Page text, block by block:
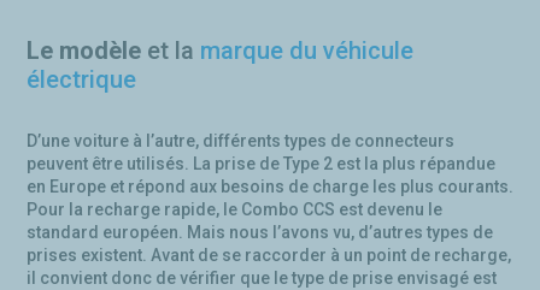
Le modèle et la marque du véhicule
électrique
D’une voiture à l’autre, différents types de connecteurs
peuvent être utilisés. La prise de Type 2 est la plus répandue
en Europe et répond aux besoins de charge les plus courants.
Pour la recharge rapide, le Combo CCS est devenu le
standard européen. Mais nous l’avons vu, d’autres types de
prises existent. Avant de se raccorder à un point de recharge,
il convient donc de vérifier que le type de prise envisagé est